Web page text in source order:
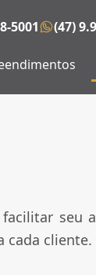
5001 (47)
seu
cada cliente.